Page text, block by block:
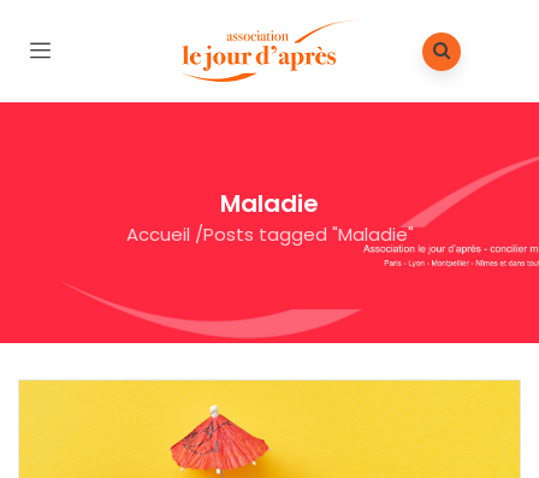
Maladie
Accueil /Posts tagged "Maladie"